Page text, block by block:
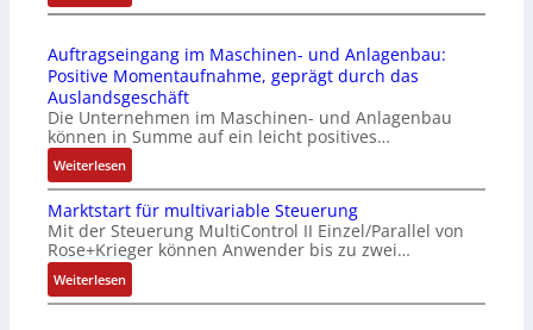
o
e
I
n
t
e
g
r
a
t
i
o
n
E
n
f
a
c
h
e
S
e
n
s
o
r
Auftragseingang im Maschinen- und Anlagenbau:
Positive Momentaufnahme, geprägt durch das
Auslandsgeschäft
Die Unternehmen im Maschinen- und Anlagenbau
können in Summe auf ein leicht positives…
Weiterlesen:
A
u
f
t
r
a
Marktstart für multivariable Steuerung
Mit der Steuerung MultiControl II Einzel/Parallel von
Rose+Krieger können Anwender bis zu zwei…
Weiterlesen:
M